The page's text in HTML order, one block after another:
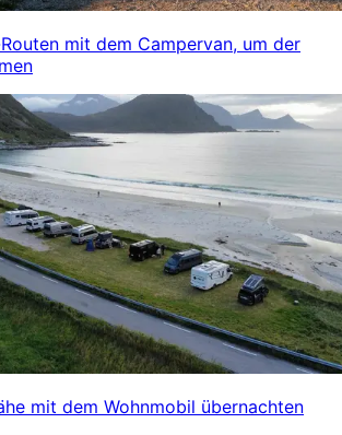
mit dem Campervan, um der
mit dem Wohnmobil übernachten